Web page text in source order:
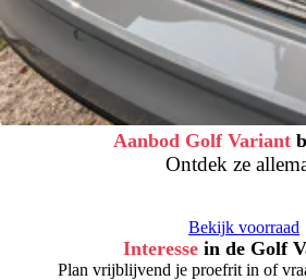
Aanbod Golf Variant
Ontdek ze
Bekijk voorraad
Interesse in de Golf
Plan vrijblijvend je proefrit in of